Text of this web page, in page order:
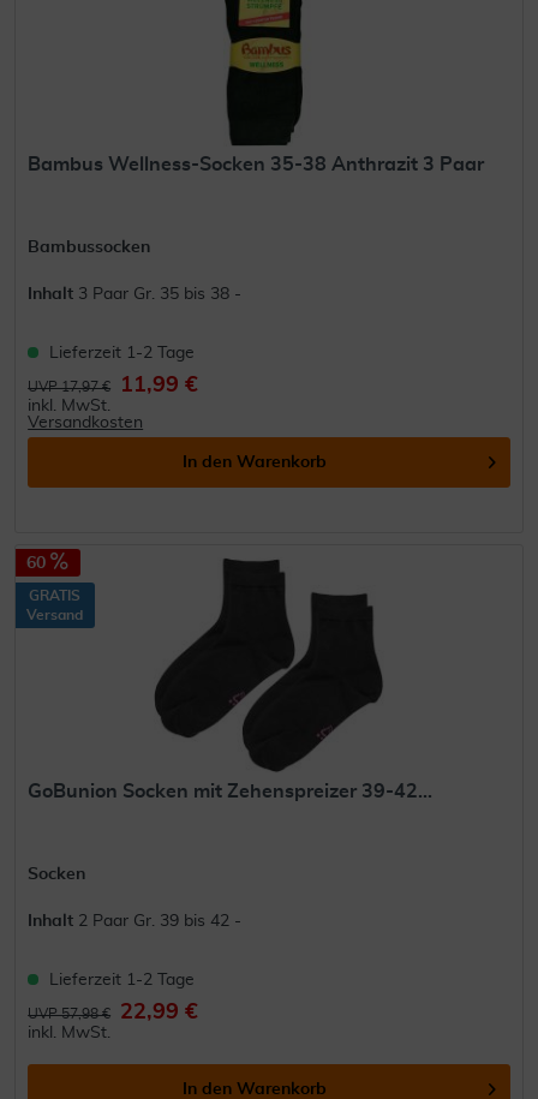
Bambus Wellness-Socken 35-38 Anthrazit 3 Paar
Bambussocken
Inhalt 3 Paar Gr. 35 bis 38 -
Lieferzeit 1-2 Tage
UVP 17,97 € 11,99 €
inkl. MwSt.
Versandkosten
In den Warenkorb
60
GRATIS
Versand
GoBunion Socken mit Zehenspreizer 39-42...
Socken
Inhalt 2 Paar Gr. 39 bis 42 -
Lieferzeit 1-2 Tage
UVP 57,98 € 22,99 €
inkl. MwSt.
In den Warenkorb